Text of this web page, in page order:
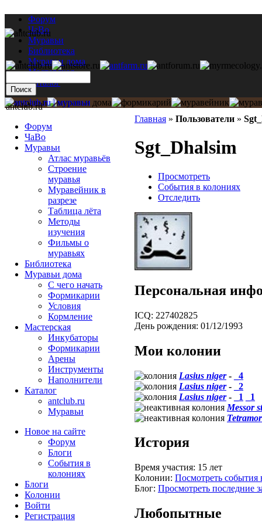
Форум
ЧаВо
Муравьи
Библиотека
Муравьи дома
Мастерская
Каталог
Главная » Пользователи »
Sgt_Dhalsim
Просмотреть
События в колониях
Отследить
Персональная
ICQ: 227402825
День рождения: 01/12/1993
Мои колонии
Lasius niger-
_4
Lasius niger-
_2
Lasius niger- _1
_1
Messor
История
Время участия: 15 лет
Колонии: Посмотреть события
Блог: Просмотреть последние
Любопытные
antclub.ru
Форум
ЧаВо
Муравьи
Атлас муравьёв
Строение
муравья
Муравейник в
разрезе
Таблица лёта
Методы
изучения
Фильмы о
муравьях
Библиотека
Муравьи дома
С чего начать
Формикарии
Условия
Кормление
Мастерская
Инкубаторы
Формикарии
Арены
Инструменты
Наполнители
Каталог
antclub.ru
Муравьи
Новое на сайте
Форум
Блоги
События в
колониях
Блоги
Колонии
Войти
Peгиcтpaция